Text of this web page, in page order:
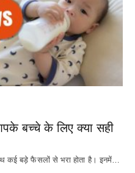
बच्चे के लिए क्या सही
कई बड़े फैसलों से भरा होता है। इनमें…